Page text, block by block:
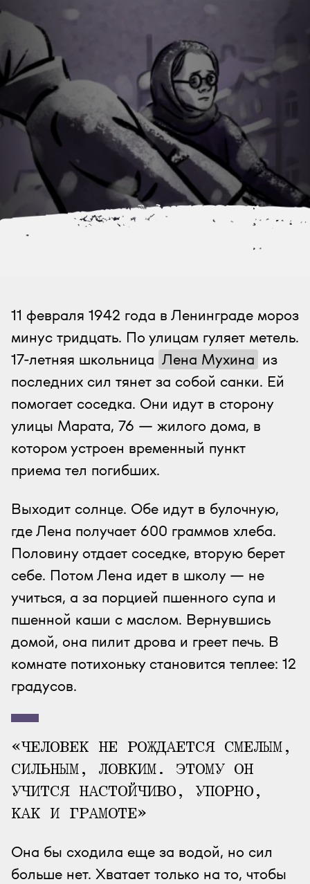
11 февраля 1942 года в Ленинграде мороз
минус тридцать. По улицам гуляет метель.
17-летняя школьница Лена Мухина из
последних сил тянет за собой санки. Ей
помогает соседка. Они идут в сторону
улицы Марата, 76 — жилого дома, в
котором устроен временный пункт
приема тел погибших.
Выходит солнце. Обе идут в булочную,
где Лена получает 600 граммов хлеба.
Половину отдает соседке, вторую берет
себе. Потом Лена идет в школу — не
учиться, а за порцией пшенного супа и
пшенной каши с маслом. Вернувшись
домой, она пилит дрова и греет печь. В
комнате потихоньку становится теплее: 12
градусов.
«ЧЕЛОВЕК НЕ РОЖДАЕТСЯ СМЕЛЫМ,
СИЛЬНЫМ, ЛОВКИМ. ЭТОМУ ОН
УЧИТСЯ НАСТОЙЧИВО, УПОРНО,
КАК И ГРАМОТЕ»
Она бы сходила еще за водой, но сил
больше нет. Хватает только на то, чтобы